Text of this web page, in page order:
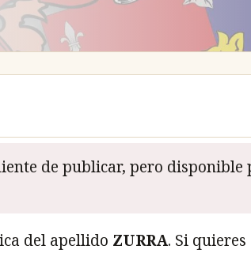
de publicar, pero disponible
del apellido ZURRA. Si